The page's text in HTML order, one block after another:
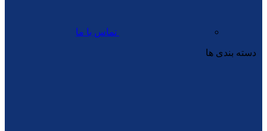
تماس با ما
دسته بندی ها